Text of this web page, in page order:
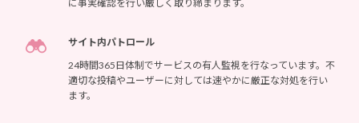
に事実確認を行い厳しく取り締まります。
サイト内パトロール
24時間365日体制でサービスの有人監視を行なっています。不
適切な投稿やユーザーに対しては速やかに厳正な対処を行い
ます。